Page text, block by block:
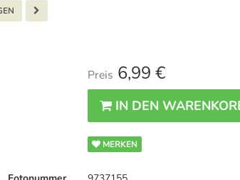
Preis 6,99 €
IN DEN
MERKEN